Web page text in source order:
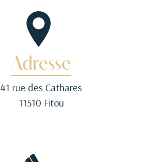
Adresse
41 rue des Cathares
11510 Fitou